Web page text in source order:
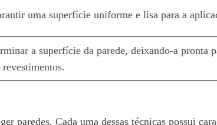
uma superfície uniforme e lisa para a
a superfície da parede, deixando-a pronta
revestimentos.
paredes. Cada uma dessas técnicas possui